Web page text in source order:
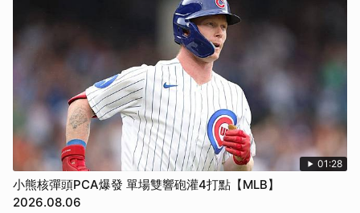
01:28
小熊核彈頭PCA爆發 單場雙響砲灌4打點【MLB】
2026.08.06